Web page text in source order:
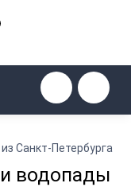
Санкт-Петербурга
водопады